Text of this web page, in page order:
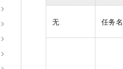
无 任务